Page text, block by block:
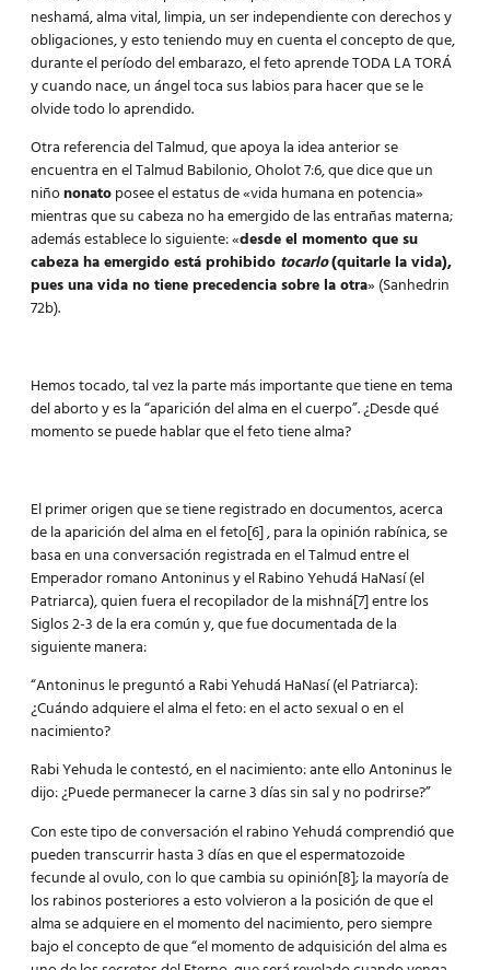
neshamá, alma vital, limpia, un ser independiente con derechos y
obligaciones, y esto teniendo muy en cuenta el concepto de que,
durante el período del embarazo, el feto aprende TODA LA TORÁ
y cuando nace, un ángel toca sus labios para hacer que se le
olvide todo lo aprendido.
Otra referencia del Talmud, que apoya la idea anterior se
encuentra en el Talmud Babilonio, Oholot 7:6, que dice que un
niñononatoposee el estatus de «vida humana en potencia»
mientras que su cabeza no ha emergido de las entrañas materna;
además establece lo siguiente: «desde el momento que su
cabeza ha emergido está prohibido tocarlo(quitarle la vida),
pues una vida no tiene precedencia sobre la otra» (Sanhedrin
72b).
Hemos tocado, tal vez la parte más importante que tiene en tema
del aborto y es la “aparición del alma en el cuerpo”. ¿Desde qué
momento se puede hablar que el feto tiene alma?
El primer origen que se tiene registrado en documentos, acerca
de la aparición del alma en el feto[6] , para la opinión rabínica, se
basa en una conversación registrada en el Talmud entre el
Emperador romano Antoninus y el Rabino Yehudá HaNasí (el
Patriarca), quien fuera el recopilador de la mishná[7] entre los
Siglos 2-3 de la era común y, que fue documentada de la
siguiente manera:
“Antoninus le preguntó a Rabi Yehudá HaNasí (el Patriarca):
¿Cuándo adquiere el alma el feto: en el acto sexual o en el
nacimiento?
Rabi Yehuda le contestó, en el nacimiento: ante ello Antoninus le
dijo: ¿Puede permanecer la carne 3 días sin sal y no podrirse?”
Con este tipo de conversación el rabino Yehudá comprendió que
pueden transcurrir hasta 3 días en que el espermatozoide
fecunde al ovulo, con lo que cambia su opinión[8]; la mayoría de
los rabinos posteriores a esto volvieron a la posición de que el
alma se adquiere en el momento del nacimiento, pero siempre
bajo el concepto de que “el momento de adquisición del alma es